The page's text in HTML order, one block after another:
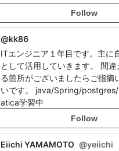
Follow
@kk86
ITエンジニア１年目です。主に
として活用していきます。 間
る箇所がございましたらご指摘
いです。 java/Spring/
atica学習中
Follow
Eiichi YAMAMOTO @yeiichi